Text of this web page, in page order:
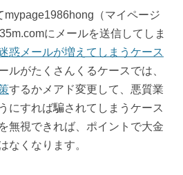
mypage1986hong（マイページ
にメールを送信してしま
惑メールが増えてしまうケース
ルがたくさんくるケースでは、
するかメアド変更して、悪質業
にすれば騙されてしまうケース
無視できれば、ポイントで大金
なくなります。